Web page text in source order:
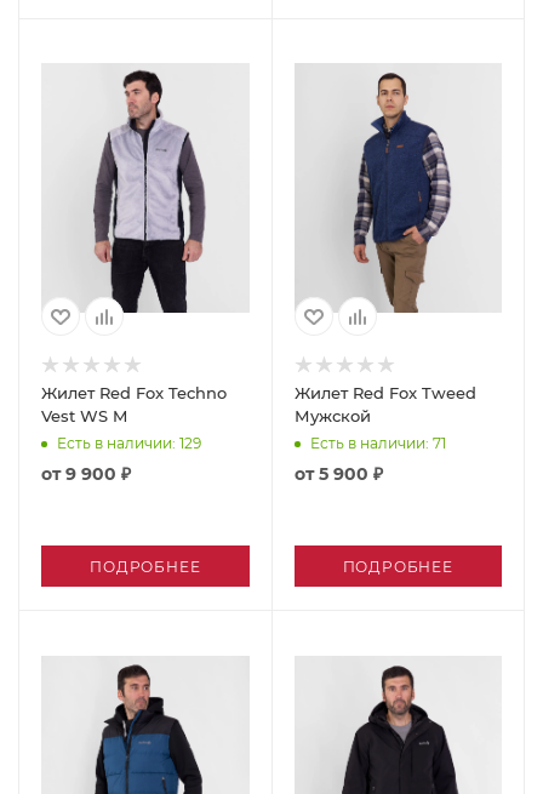
Жилет Red Fox Techno
Vest WS M
Есть в наличии: 129
от9 900 ₽
ПОДРОБНЕЕ
Жилет Red Fox Tweed
Мужской
Есть в наличии: 71
от5 900 ₽
ПОДРОБНЕЕ